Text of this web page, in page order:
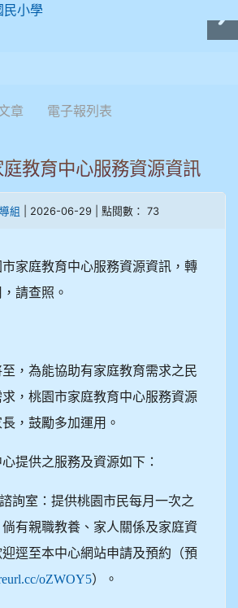
章 電子報列表
教育中心服務資源資訊
組 | 2026-06-29 | 點閱數： 73
家庭教育中心服務資源資訊，轉
請查照。
，為能協助有家庭教育需求之民
，桃園市家庭教育中心服務資源
，鼓勵多加運用。
提供之服務及資源如下：
詢室：提供桃園市民每月一次之
有親職教養、家人關係及家庭資
逕至本中心網站申請及預約（預
oZWOY5）。